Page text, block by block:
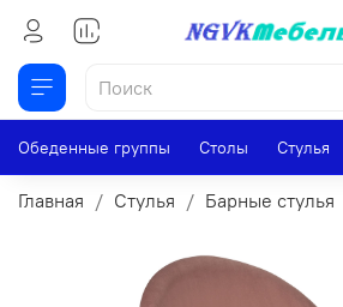
Обеденные группы Столы Стулья
Главная Стулья Барные стулья